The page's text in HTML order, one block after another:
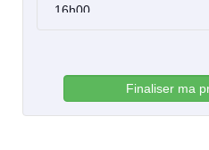
16h00
Finaliser ma